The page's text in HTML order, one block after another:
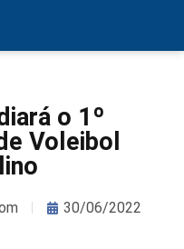
o 1º
Voleibol
30/06/2022